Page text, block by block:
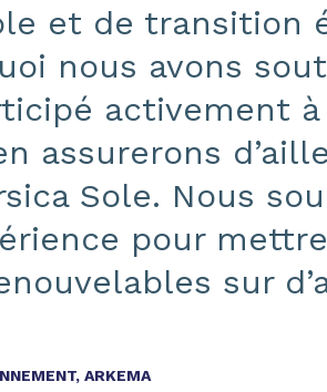
et de transition
nous avons
activement à
assurerons
Sole. Nous
pour
sur
ARKEMA